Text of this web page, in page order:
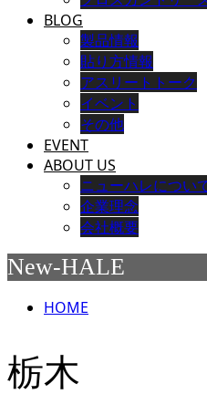
BLOG
製品情報
貼り方情報
アスリートトーク
イベント
その他
EVENT
ABOUT US
ニューハレについ
企業理念
会社概要
New-HALE
HOME
栃木